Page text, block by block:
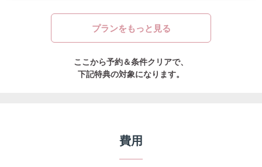
プランをもっと見る
ここから予約＆条件クリアで、
下記特典の対象になります。
費用